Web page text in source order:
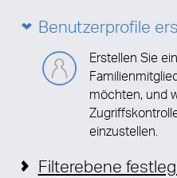
Benutzerprofile
Erstellen Sie
möchten, und
einzustellen.
Filterebene